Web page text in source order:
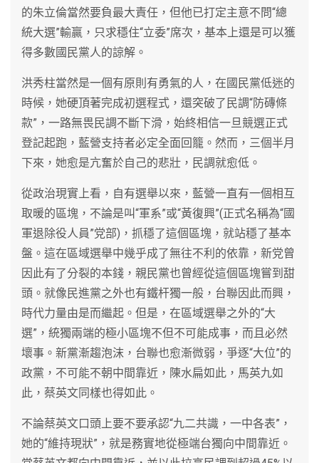
的朱立倫當然要負最大責任，但他已打定主意不問“總
統大選”輸贏，只求穩住“立委”席次，基本上還是可以獲
得多數國民黨人的諒解。
洪秀柱當然是一個有原則有勇氣的人，在國民黨低迷的
時候，她硬頂著完成初選程式，還突破了民調“防磚條
款”，一路無畏民調不斷下滑，始終相信一旦競選正式
登記起跑，藍營支持者必定全面回籠。然而，三個半月
下來，她愈是亢奮於自己的悲壯，民調就愈低。
從政治現實上看，自有選舉以來，藍營一直有一個相互
取暖的區塊，不論是叫“軍系”或“黃復興”(正式名稱為“國
軍退除役人員”党部)，抓穩了這個區塊，就站穩了基本
盤。這在區域選舉中幾乎成了無往不利的依靠，新党曾
因此有了分裂的本錢，親民黨也曾經從這個區塊嘗到甜
頭。就像民進黨之外也有鐵杆獨一般，台聯因此而興，
時代力量由是而繼起。但是，在區域選舉之外的“大
選”，統獨兩端的極小區塊不但不可能成事，而且必然
壞事。新黨漸趨泡沫，台聯也愈漸微弱，爭逐“大位”的
政黨，不可能不朝中間靠近，陳水扁如此，馬英九如
此，蔡英文同樣也得如此。
不論蔡英文口頭上要不要承認“九二共識，一中各表”，
她的“維持現狀”，就是務實地從極端台獨向中間靠近。